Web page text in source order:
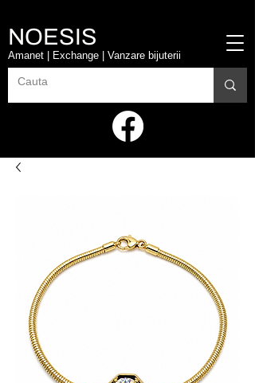
NOESIS
Amanet | Exchange | Vanzare bijuterii